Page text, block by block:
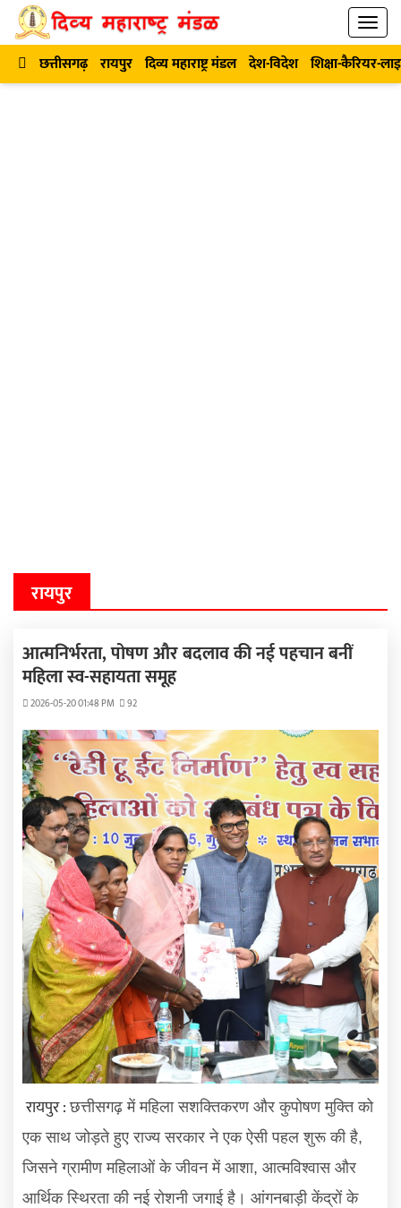
छत्तीसगढ़ रायपुर दिव्य महाराष्ट्र मंडल देश-विदेश शिक्षा-कैरियर-
रायपुर
आत्मनिर्भरता, पोषण और बदलाव की नई पहचान बनीं
महिला स्व-सहायता समूह
2026-05-20 01:48 PM 92
रायपुर :छत्तीसगढ़ में महिला सशक्तिकरण और कुपोषण मुक्ति को
एक साथ जोड़ते हुए राज्य सरकार ने एक ऐसी पहल शुरू की है,
जिसने ग्रामीण महिलाओं के जीवन में आशा, आत्मविश्वास और
आर्थिक स्थिरता की नई रोशनी जगाई है। आंगनबाड़ी केंद्रों के